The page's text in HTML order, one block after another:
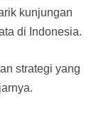
kunjungan
di Indonesia.
strategi yang